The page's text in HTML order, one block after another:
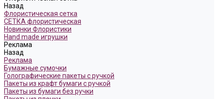
Назад
Флористическая сетка
СЕТКА флористическая
Новинки Флористики
Hand made игрушки
Реклама
Назад
Реклама
Бумажные сумочки
Голографические пакеты с ручкой
Пакеты из крафт бумаги с ручкой
Пакеты из бумаги без ручки